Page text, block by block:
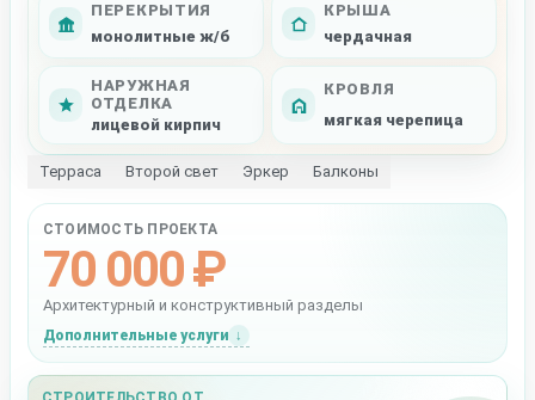
ПЕРЕКРЫТИЯ
монолитные ж/б
КРЫША
чердачная
НАРУЖНАЯ
ОТДЕЛКА
лицевой кирпич
КРОВЛЯ
мягкая черепица
Терраса Второй свет Эркер Балконы
СТОИМОСТЬ ПРОЕКТА
70 000 ₽
Архитектурный и конструктивный разделы
Дополнительные услуги